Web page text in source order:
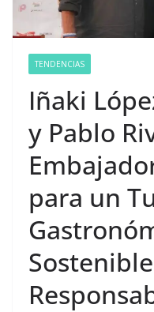
TENDENCIAS
Iñaki
y Pablo
para un